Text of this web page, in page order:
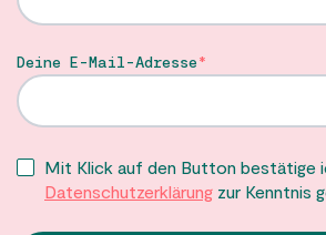
Deine E-Mail-Adresse
Mit Klick auf den Button bestätige
Datenschutzerklärung zur Kenntnis